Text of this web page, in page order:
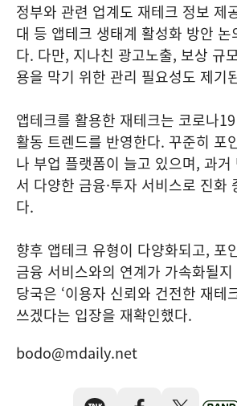
정부와 관련 업계도 재테크 정보 제
대 등 앱테크 생태계 활성화 방안 논
다. 다만, 지나친 광고노출, 보상 규
용을 막기 위한 관리 필요성도 제기
앱테크를 활용한 재테크는 코로나
활동 트렌드를 반영한다. 꾸준히 포
나 부업 플랫폼이 늘고 있으며, 과거
서 다양한 금융·투자 서비스로 진화
다.
향후 앱테크 유형이 다양화되고, 포
금융 서비스와의 연계가 가속화될
당국은 ‘이용자 신뢰와 건전한 재테
쓰겠다는 입장을 재확인했다.
bodo@mdaily.net